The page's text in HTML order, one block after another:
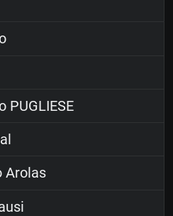
PUGLIESE
Arolas